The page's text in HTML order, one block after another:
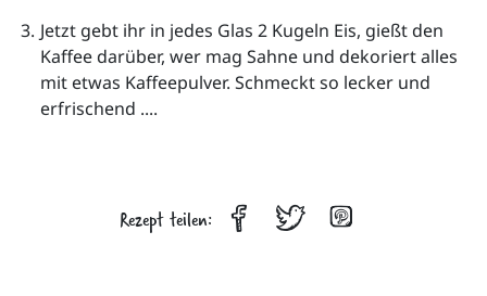
Jetzt gebt ihr in jedes Glas 2 Kugeln Eis, gießt den
Kaffee darüber, wer mag Sahne und dekoriert alles
mit etwas Kaffeepulver. Schmeckt so lecker und
erfrischend ....
Rezept teilen: